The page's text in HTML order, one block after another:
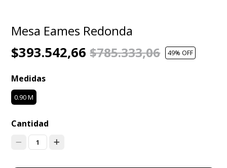
Mesa Eames Redonda
$393.542,66$785.333,06 49% OFF
Medidas
0.90 M
Cantidad
1